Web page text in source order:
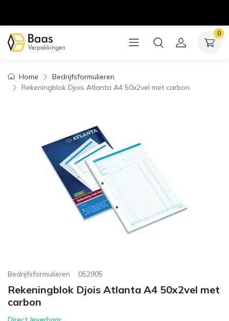
0
Home
Bedrijfsformulieren
Rekeningblok Djois Atlanta A4 50x2vel met carbon
Bedrijfsformulieren 052905
Rekeningblok Djois Atlanta A4 50x2vel met
carbon